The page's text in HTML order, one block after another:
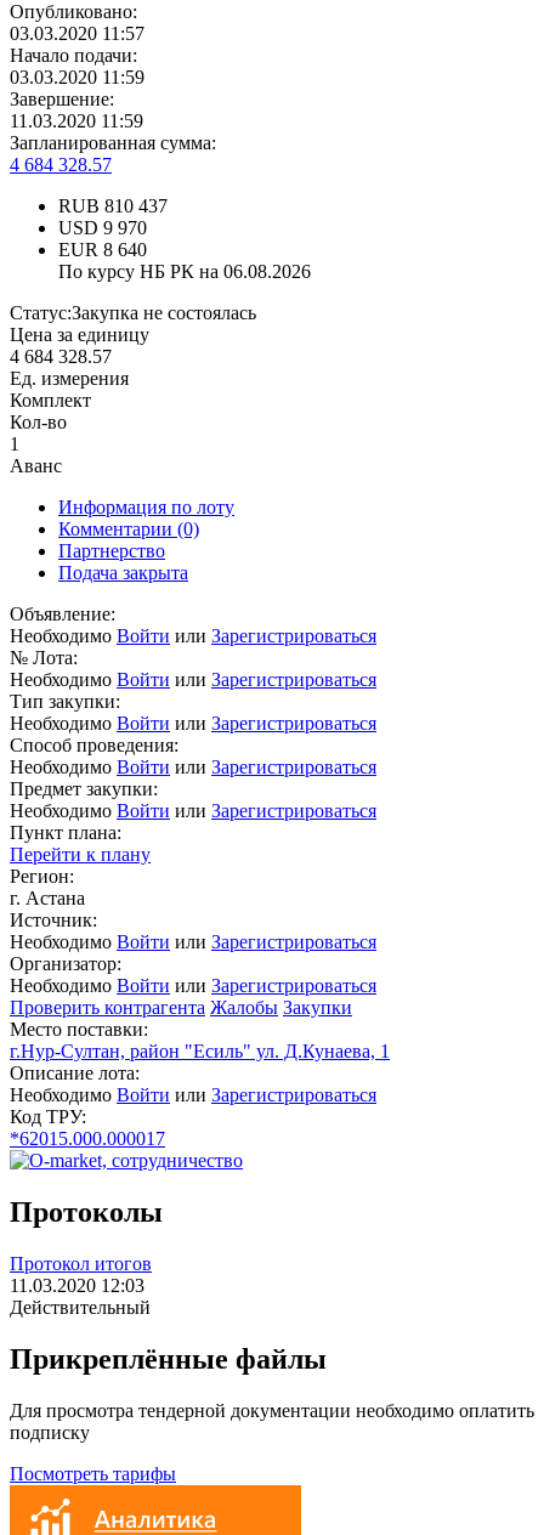
Опубликовано:
03.03.2020 11:57
Начало подачи:
03.03.2020 11:59
Завершение:
11.03.2020 11:59
Запланированная сумма:
4 684 328.57
RUB 810 437
USD 9 970
EUR 8 640
По курсу НБ РК на 06.08.2026
Статус:Закупка не состоялась
Цена за единицу
4 684 328.57
Ед. измерения
Комплект
Кол-во
1
Аванс
Информация по лоту
Комментарии (0)
Партнерство
Подача закрыта
Объявление:
Необходимо Войти или Зарегистрироваться
№ Лота:
Необходимо Войти или Зарегистрироваться
Тип закупки:
Необходимо Войти или Зарегистрироваться
Способ проведения:
Необходимо Войти или Зарегистрироваться
Предмет закупки:
Необходимо Войти или Зарегистрироваться
Пункт плана:
Перейти к плану
Регион:
г. Астана
Источник:
Необходимо Войти или Зарегистрироваться
Организатор:
Необходимо Войти или Зарегистрироваться
Проверить контрагента Жалобы Закупки
Место поставки:
г.Нур-Султан, район "Есиль" ул. Д.Кунаева, 1
Описание лота:
Необходимо Войти или Зарегистрироваться
Код ТРУ:
*62015.000.000017
Протоколы
Протокол итогов
11.03.2020 12:03
Действительный
Прикреплённые файлы
Для просмотра тендерной документации необходимо оплатить
подписку
Посмотреть тарифы